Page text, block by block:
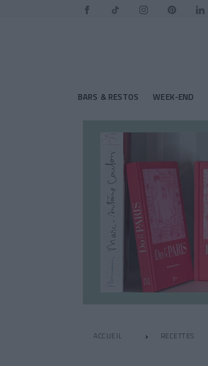
BARS & RESTOS WEEK-END
ACCUEIL RECETTES